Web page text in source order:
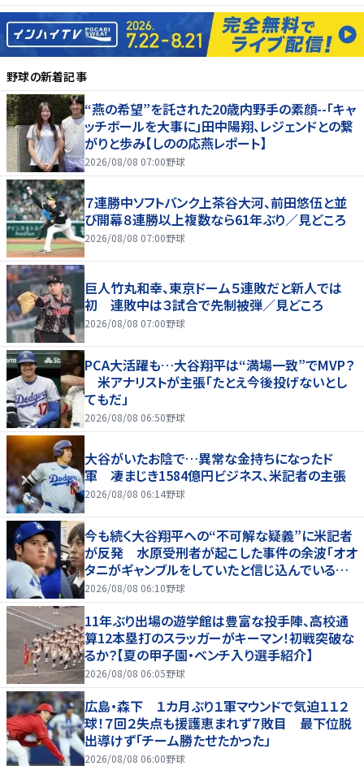
野球の新着記事
“燕の希望”を託された20歳内野手の素顔--「キャ
ッチボールを大事に」田中陽翔、レジェンドとの繋
がりと歩み【しのの応燕レポート】
2026/08/08 07:00野球
７連勝中ソフトバンク上茶谷大河、前田悠伍と並
び開幕８連勝以上複数なら61年ぶり／見どころ
2026/08/08 07:00野球
巨人竹丸和幸、東京ドーム５連敗だと新人では
初 連敗中は３試合で先制被弾／見どころ
2026/08/08 07:00野球
PCA大活躍も…大谷翔平は“満場一致”でMVP？
米アナリストが主張「たとえ今後投げないとし
てもだ」
2026/08/08 06:50野球
大谷がいたお陰で…異常な金持ちになったド
軍 凄まじき1584億円ビジネス、米記者の主張
2026/08/08 06:14野球
今も続く大谷翔平への“不可解な疑義”に米記者
が反発 水原受刑者が起こした事件の余波「オオ
タニがギャンブルをしていたと信じ込んでいる人
が一定数いる」
2026/08/08 06:10野球
11年ぶり出場の遊学館は豊富な投手陣、高校通
算12本塁打のスラッガーがキーマン！初戦突破な
るか？【夏の甲子園・ベンチ入り選手紹介】
2026/08/08 06:05野球
広島・森下 １カ月ぶり１軍マウンドで気迫１１２
球！７回２失点も援護恵まれず７敗目 最下位脱
出導けず「チーム勝たせたかった」
2026/08/08 06:00野球